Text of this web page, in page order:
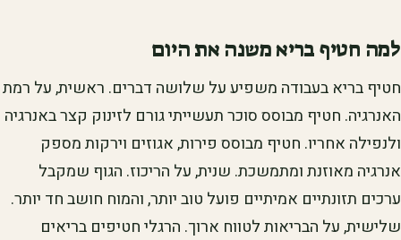
למה חטיף בריא משנה את היום
חטיף בריא בעבודה משפיע על שלושה דברים. ראשית, על רמת
האנרגיה. חטיף מבוסס סוכר תעשייתי גורם לזינוק קצר באנרגיה
ולנפילה אחריו. חטיף מבוסס פירות, אגוזים וירקות מספק
אנרגיה מאוזנת ומתמשכת. שנית, על הריכוז. הגוף שמקבל
ערכים תזונתיים אמיתיים פועל טוב יותר, והמוח חושב חד יותר.
שלישית, על הבריאות לטווח ארוך. הרגלי חטיפים בריאים